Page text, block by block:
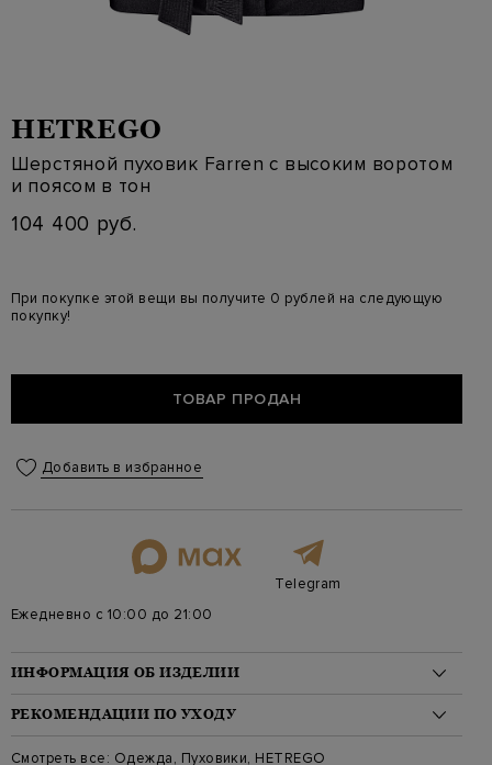
HETREGO
Шерстяной пуховик Farren с высоким воротом
и поясом в тон
104 400 руб.
При покупке этой вещи вы получите 0 рублей на следующую
покупку!
ТОВАР ПРОДАН
Добавить в избранное
Telegram
Ежедневно с 10:00 до 21:00
ИНФОРМАЦИЯ ОБ ИЗДЕЛИИ
Материал: шерсть 100%, пух 90%, перо 10%
На модели: 175/81/61/91 на модели размер 38
Стиль: Классическая длина, Однотонные, С поясом
РЕКОМЕНДАЦИИ ПО УХОДУ
Стирка: Стирка запрещена
Смотреть все: Одежда, Пуховики, HETREGO